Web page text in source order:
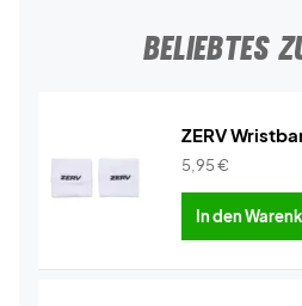
BELIEBTES
ZERV
5,95€
In den